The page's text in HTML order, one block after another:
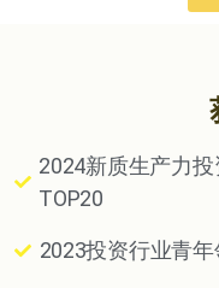
2024新质生产力
TOP20
2023投资行业青